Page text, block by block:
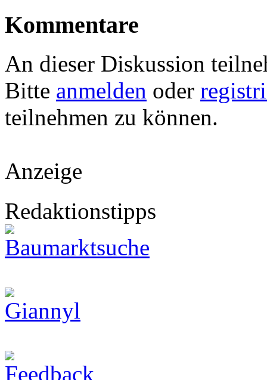
Kommentare
An dieser Diskussion
Bitte anmelden oder
teilnehmen zu können.
Anzeige
Redaktionstipps